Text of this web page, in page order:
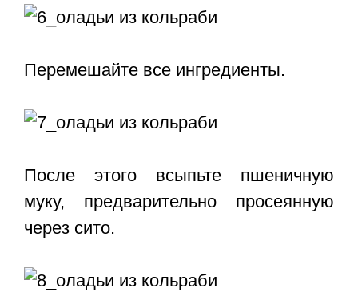
Перемешайте все ингредиенты.
После этого всыпьте пшеничную
муку, предварительно просеянную
через сито.